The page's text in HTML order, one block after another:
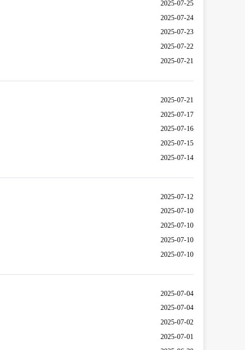
2025-07-25
2025-07-24
2025-07-23
2025-07-22
2025-07-21
2025-07-21
2025-07-17
2025-07-16
2025-07-15
2025-07-14
2025-07-12
2025-07-10
2025-07-10
2025-07-10
2025-07-10
2025-07-04
2025-07-04
2025-07-02
2025-07-01